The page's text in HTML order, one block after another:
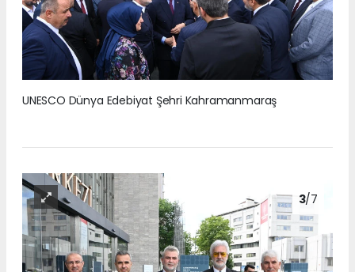
UNESCO Dünya Edebiyat Şehri Kahramanmaraş
3/7